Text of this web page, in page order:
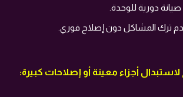
دورية للوحدة.
ترك المشاكل دون إصلاح فوري.
لاستبدال أجزاء معينة أو إصلاحات كبيرة: